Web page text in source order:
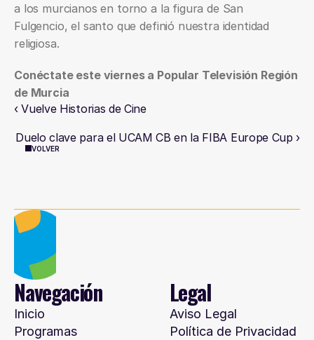
a los murcianos en torno a la figura de San
Fulgencio, el santo que definió nuestra identidad
religiosa.
Conéctate este viernes a Popular Televisión Región
de Murcia
‹ Vuelve Historias de Cine
Duelo clave para el UCAM CB en la FIBA Europe Cup ›
VOLVER
Navegación
Inicio
Programas
Legal
Aviso Legal
Política de Privacidad